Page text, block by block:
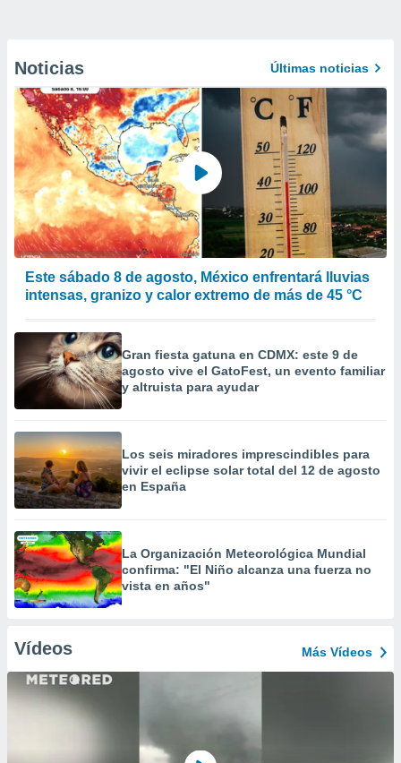
Noticias Últimas noticias
Este sábado 8 de agosto, México enfrentará lluvias
intensas, granizo y calor extremo de más de 45 °C
Gran fiesta gatuna en CDMX: este 9 de
agosto vive el GatoFest, un evento familiar
y altruista para ayudar
Los seis miradores imprescindibles para
vivir el eclipse solar total del 12 de agosto
en España
La Organización Meteorológica Mundial
confirma: "El Niño alcanza una fuerza no
vista en años"
Vídeos Más Vídeos